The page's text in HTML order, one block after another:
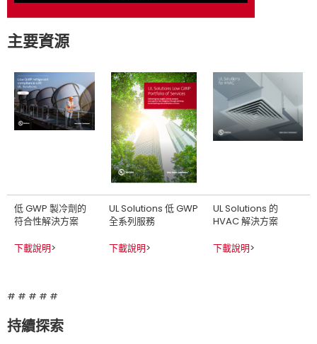
主要資源
低 GWP 製冷劑的
符合性解決方案
下載說明>
UL Solutions 低 GWP
全系列服務
下載說明>
UL Solutions 的
HVAC 解決方案
下載說明>
# # # # #
持續探索